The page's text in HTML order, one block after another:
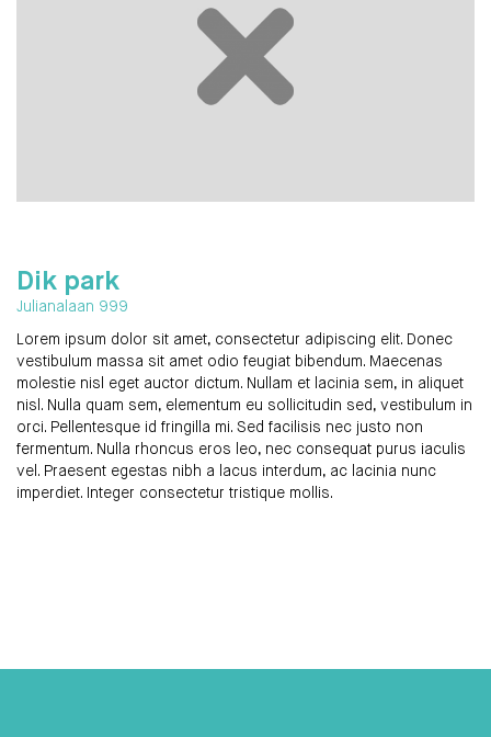
Dik park
Julianalaan 999
Lorem ipsum dolor sit amet, consectetur adipiscing elit. Donec
vestibulum massa sit amet odio feugiat bibendum. Maecenas
molestie nisl eget auctor dictum. Nullam et lacinia sem, in aliquet
nisl. Nulla quam sem, elementum eu sollicitudin sed, vestibulum in
orci. Pellentesque id fringilla mi. Sed facilisis nec justo non
fermentum. Nulla rhoncus eros leo, nec consequat purus iaculis
vel. Praesent egestas nibh a lacus interdum, ac lacinia nunc
imperdiet. Integer consectetur tristique mollis.